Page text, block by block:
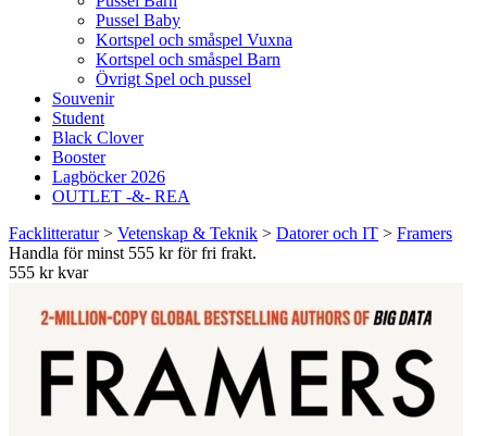
Pussel Baby
Kortspel och småspel Vuxna
Kortspel och småspel Barn
Övrigt Spel och pussel
Souvenir
Student
Black Clover
Booster
Lagböcker 2026
OUTLET -&- REA
Facklitteratur> Vetenskap & Teknik > Datorer och IT > Framers
Handla för minst 555 kr för fri frakt.
555 kr kvar